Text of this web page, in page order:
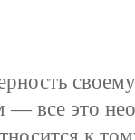
все это
к